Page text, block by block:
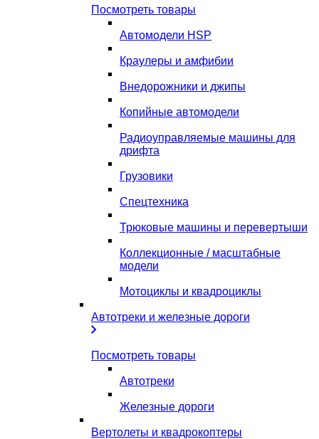
Посмотреть товары
Автомодели HSP
Краулеры и амфибии
Внедорожники и джипы
Копийные автомодели
Радиоуправляемые машины для
дрифта
Грузовики
Спецтехника
Трюковые машины и перевертыши
Коллекционные / масштабные
модели
Мотоциклы и квадроциклы
Автотреки и железные дороги
Посмотреть товары
Автотреки
Железные дороги
Вертолеты и квадрокоптеры